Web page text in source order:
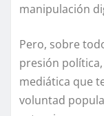
manipulación
Pero, sobre
presión
mediática que
voluntad